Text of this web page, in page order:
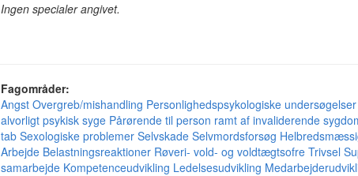
Ingen specialer angivet.
Fagområder:
Angst Overgreb/mishandling Personlighedspsykologiske undersøgelser
alvorligt psykisk syge Pårørende til person ramt af invaliderende
tab Sexologiske problemer Selvskade Selvmordsforsøg
Arbejde Belastningsreaktioner Røveri- vold- og voldtægtsofre Trivsel
samarbejde Kompetenceudvikling Ledelsesudvikling